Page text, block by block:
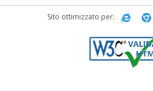
Sito ottimizzato per: